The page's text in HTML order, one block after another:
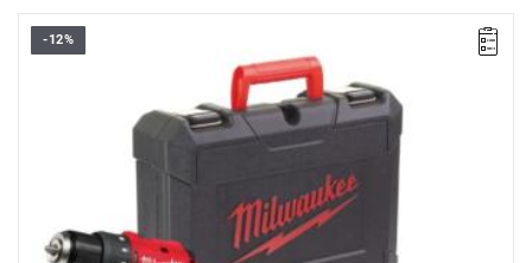
Kup produkt objęty promocją MILWAUKEE® Redemption Classic,
zarejestruj fakturę i odbierz dodatkowy akumulator za 2 zł.
Promocja wyłącznie dla podmiotów posiadających NIP.
Sprawdź szczegóły promocji.
-12%